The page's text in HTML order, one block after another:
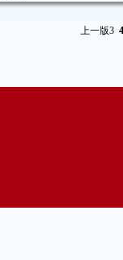
上一版3 4